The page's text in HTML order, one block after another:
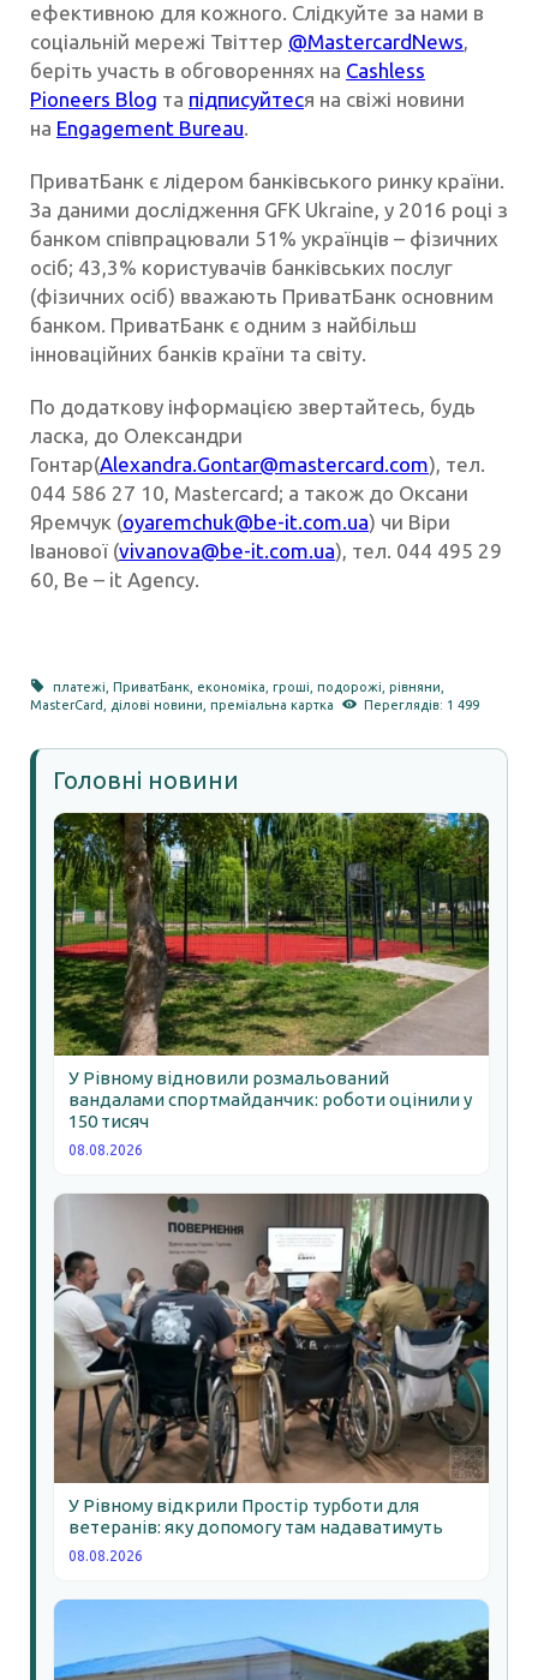
ефективною для кожного. Слідкуйте за нами в
соціальній мережі Твіттер @MastercardNews,
беріть участь в обговореннях на Cashless
Pioneers Blog та підписуйтеся на свіжі новини
на Engagement Bureau.
ПриватБанк є лідером банківського ринку країни.
За даними дослідження GFK Ukraine, у 2016 році з
банком співпрацювали 51% українців – фізичних
осіб; 43,3% користувачів банківських послуг
(фізичних осіб) вважають ПриватБанк основним
банком. ПриватБанк є одним з найбільш
інноваційних банків країни та світу.
По додаткову інформацією звертайтесь, будь
ласка, до Олександри
Гонтар(Alexandra.Gontar@mastercard.com), тел.
044 586 27 10, Mastercard; а також до Оксани
Яремчук (oyaremchuk@be-it.com.ua) чи Віри
Іванової (vivanova@be-it.com.ua), тел. 044 495 29
60, Be – it Agency.
платежі ,ПриватБанк економіка ,гроші ,подорожі ,рівняни
MasterCard
ділові новини преміальна картка Переглядів: 1 499
Головні новини
У Рівному відновили розмальований
вандалами спортмайданчик: роботи оцінили у
150 тисяч
08.08.2026
У Рівному відкрили Простір турботи для
ветеранів: яку допомогу там надаватимуть
08.08.2026